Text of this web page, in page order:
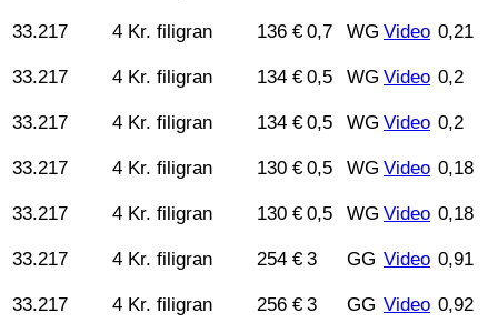
33.217 4 Kr. filigran 136 € 0,7 WG Video 0,21
33.217 4 Kr. filigran 134 € 0,5 WG Video 0,2
33.217 4 Kr. filigran 134 € 0,5 WG Video 0,2
33.217 4 Kr. filigran 130 € 0,5 WG Video 0,18
33.217 4 Kr. filigran 130 € 0,5 WG Video 0,18
33.217 4 Kr. filigran 254 € 3 GG Video 0,91
33.217 4 Kr. filigran 256 € 3 GG Video 0,92